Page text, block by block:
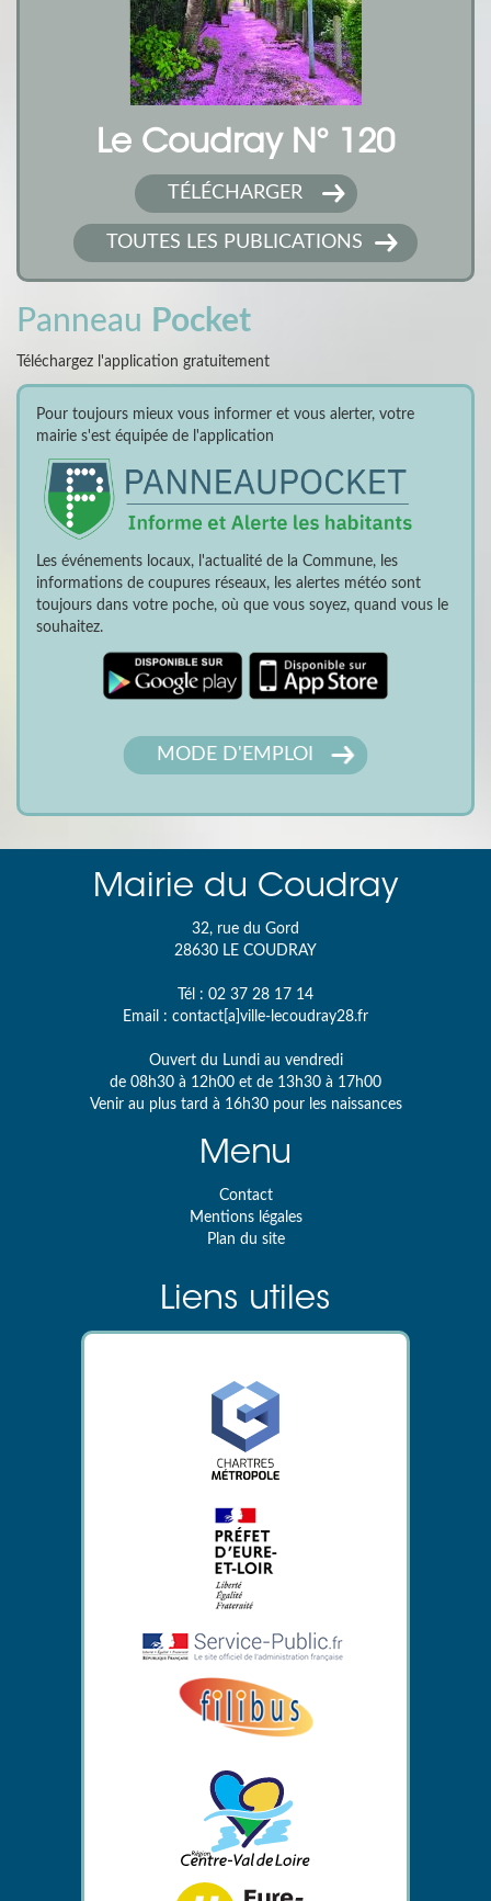
Le Coudray N° 120
TÉLÉCHARGER
TOUTES LES PUBLICATIONS
Panneau Pocket
Téléchargez l'application gratuitement
Pour toujours mieux vous informer et vous alerter, votre
mairie s'est équipée de l'application
Les événements locaux, l'actualité de la Commune, les
informations de coupures réseaux, les alertes météo sont
toujours dans votre poche, où que vous soyez, quand vous le
souhaitez.
MODE D'EMPLOI
Mairie du Coudray
32, rue du Gord
28630 LE COUDRAY
Tél : 02 37 28 17 14
Email : contact[a]ville-lecoudray28.fr
Ouvert du Lundi au vendredi
de 08h30 à 12h00 et de 13h30 à 17h00
Venir au plus tard à 16h30 pour les naissances
Menu
Contact
Mentions légales
Plan du site
Liens utiles